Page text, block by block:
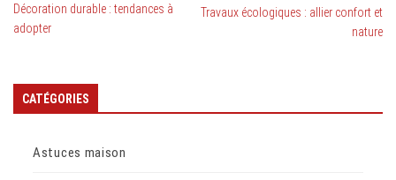
Décoration durable : tendances à
adopter
Travaux écologiques : allier confort et
nature
CATÉGORIES
Astuces maison